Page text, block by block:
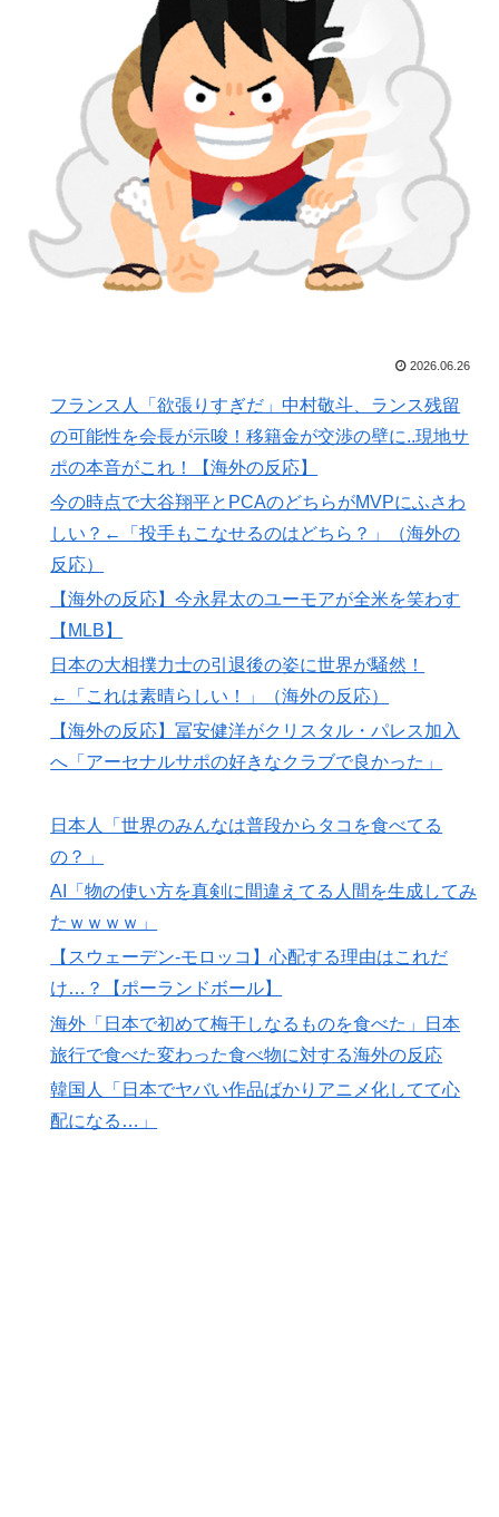
能性を会長が示唆！移籍金が交渉の壁に..現地サポの本
音がこれ！【海外の反応】
【スウェーデン-モロッコ】心配する理由はこれだ
け…？【ポーランドボール】
海外「StumbleUponが恋しいんじゃない、あの頃のネッ
トが面白すぎたんだ」1995〜2010年の消えたサイトの
▶ 【高校野球】ついに田中マー君が高野連の「七回制」導
入に異議申す！ドーム球場でやれ
海外「ディズニーがゴミのようだ！」日本がアニメ化し
米：トランプ大統領、「敵性外国人」による「米国籍目
的の出産ツーリズム禁止令」に署名…寄生侵略防止へ
[海外の反応]
外国人「米・ジャガイモ・パン・麺の4大主食、一生食
▶
【MLB】村上宗隆とルイス・アラエスの指標が完全に真
逆 → 「予想通りの結果」「この2人は合体してくれ」
日本人「敷地内に勝手に停めた車がバチバチにブロック
されててウケた」→結末がめっちゃおもろいｗｗｗ【タ
イ人の反応】
▶ AI「物の使い方を真剣に間違えてる人間を生成してみた
ｗｗｗｗ」
▶ 韓国人「熊本地震発生時の病院手術中に突然の大揺れが
凄まじい状況だ」
救助されて人の脚の下に潜り込む【海外の反応】
あった模様…」→「メダル剥奪なのでは…？（ﾌﾞﾙﾌﾞﾙ」
＝韓国の反応
▶ 韓国人「世界で最も有名な日本人は誰なのか？」→「想
像以上に意見が割れてしまう‥」
▶ 海外「コーヒー1杯が6ドルって何なんだ、レシートを二
度見した」値上げで買うのをやめたもの…
▶ 【海外の反応】冨安健洋がクリスタル・パレス加入へ
「アーセナルサポの好きなクラブで良かった」
2026.06.26
フランス人「欲張りすぎだ」中村敬斗、ランス残留
の可能性を会長が示唆！移籍金が交渉の壁に..現地サ
ポの本音がこれ！【海外の反応】
今の時点で大谷翔平とPCAのどちらがMVPにふさわ
しい？←「投手もこなせるのはどちら？」（海外の
反応）
【海外の反応】今永昇太のユーモアが全米を笑わす
【MLB】
日本の大相撲力士の引退後の姿に世界が騒然！
←「これは素晴らしい！」（海外の反応）
【海外の反応】冨安健洋がクリスタル・パレス加入
へ「アーセナルサポの好きなクラブで良かった」
日本人「世界のみんなは普段からタコを食べてる
の？」
AI「物の使い方を真剣に間違えてる人間を生成してみ
たｗｗｗｗ」
【スウェーデン-モロッコ】心配する理由はこれだ
け…？【ポーランドボール】
海外「日本で初めて梅干しなるものを食べた」日本
旅行で食べた変わった食べ物に対する海外の反応
韓国人「日本でヤバい作品ばかりアニメ化してて心
配になる…」